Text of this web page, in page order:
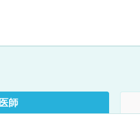
医師